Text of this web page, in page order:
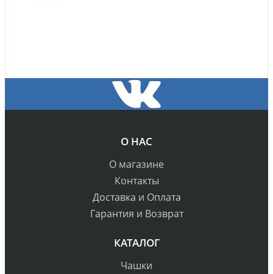
О НАС
О магазине
Контакты
Доставка и Оплата
Гарантия и Возврат
КАТАЛОГ
Чашки